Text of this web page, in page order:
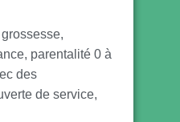
parentalité 0 à
des
de service,